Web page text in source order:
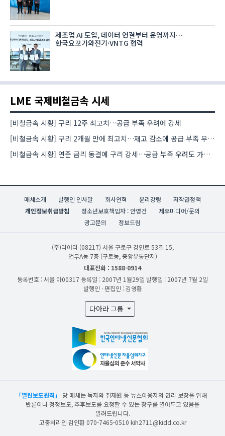
제조업 AI 도입, 데이터 연결부터 운영까지…
한국요꼬가와전기·VNTG 협력
LME 국제비철금속 시세
[비철금속 시황] 구리 12주 최고치…공급 부족 우려에 강세
[비철금속 시황] 구리 2개월 만에 최고치…재고 감소에 공급 부족 우려 확대
[비철금속 시황] 연준 금리 동결에 구리 강세…공급 부족 우려도 가격 지지
매체소개 발행인 인사말 회사연혁 윤리강령
저작권정책
개인정보취급방침
청소년보호책임자 : 안영건
제휴미디어/문의
광고문의
정보드림
(주)다아라 (08217) 서울 구로구 경인로 53길 15,
업무A동 7층 (구로동, 중앙유통단지)
대표전화 : 1588-0914
등록번호 : 서울 아00317 등록일 : 2007년 1월29일 발행일 : 2007년 7월 2일
발행인 · 편집인 : 김영환
다아라 그룹
「열린보도원칙」
당 매체는 독자와 취재원 등 뉴스이용자의 권리 보장을 위해
반론이나 정정보도, 추후보도를 요청할 수 있는 창구를 열어두고 있음을
알려드립니다.
고충처리인 김인환 070-7465-0510 kih2711@kidd.co.kr